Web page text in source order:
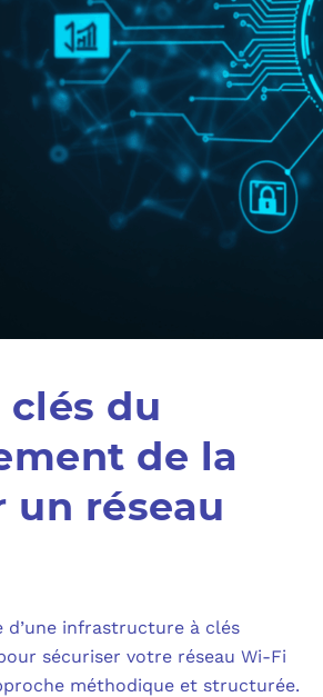
clés du
de la
un réseau
d’une infrastructure à clés
sécuriser votre réseau Wi-Fi
méthodique et structurée.